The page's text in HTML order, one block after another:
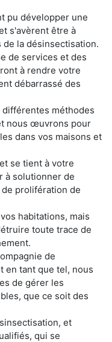
pu développer une
s'avèrent être à
la désinsectisation.
de services et des
à rendre votre
débarrassé des
différentes méthodes
nous œuvrons pour
dans vos maisons et
se tient à votre
à solutionner de
prolifération de
habitations, mais
toute trace de
de
en tant que tel, nous
de gérer les
que ce soit des
et
qui se